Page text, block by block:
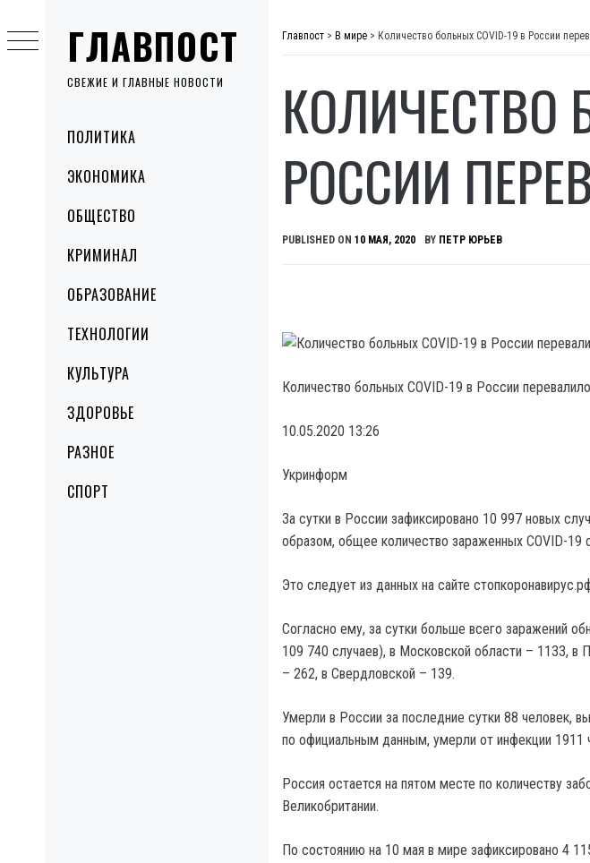
ГЛАВПОСТ
СВЕЖИЕ И ГЛАВНЫЕ НОВОСТИ
MenuПОЛИТИКА
ЭКОНОМИКА
ОБЩЕСТВО
КРИМИНАЛ
ОБРАЗОВАНИЕ
ТЕХНОЛОГИИ
КУЛЬТУРА
ЗДОРОВЬЕ
РАЗНОЕ
СПОРТ
to
content
Главпост > В мире > Количество больных COVID-19 в России
КОЛИЧЕСТВО
РОССИИ
PUBLISHED ON 10 МАЯ, 2020 BY ПЕТР ЮРЬЕВ
Количество больных COVID-19 в России
10.05.2020 13:26
Укринформ
За сутки в России зафиксировано 10 997 новых
образом, общее количество зараженных COVID-19
Это следует из данных на сайте
Согласно ему, за сутки больше всего заражений
109 740 случаев), в Московской области – 1133, в
– 262, в Свердловской – 139.
Умерли в России за последние сутки 88 человек,
по официальным данным, умерли от инфекции 1911
Россия остается на пятом месте по количеству
Великобритании.
По состоянию на 10 мая в мире зафиксировано 4